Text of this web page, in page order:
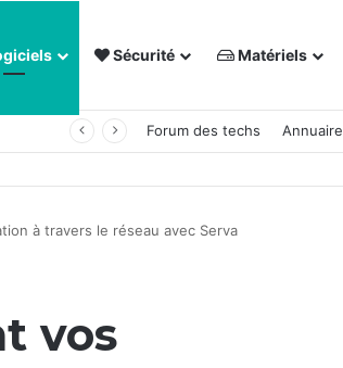
Sécurité Matériels
Forum des techs Annuaire
à travers le réseau avec Serva
vos